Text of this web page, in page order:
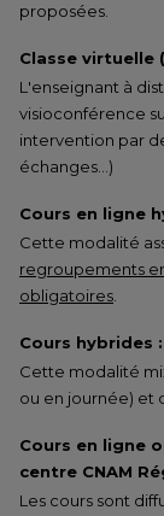
proposées.
Classe virtuelle
L'enseignant à
visioconférence
intervention par
échanges…)
Cours en ligne
Cette modalité
regroupements
obligatoires
Cours hybrides :
Cette modalité
ou en journée) et
Cours en ligne
centre CNAM
Les cours sont